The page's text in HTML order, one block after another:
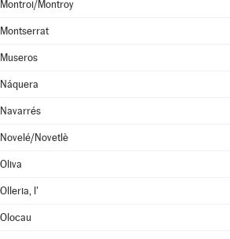
Montroi/Montroy
Montserrat
Museros
Náquera
Navarrés
Novelé/Novetlè
Oliva
Olleria, l'
Olocau